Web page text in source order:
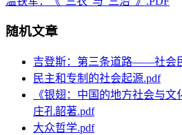
随机文章
吉登斯：第三条道路——社会
民主和专制的社会起源.pdf
《银翅：中国的地方社会与文
庄孔韶著.pdf
大众哲学.pdf